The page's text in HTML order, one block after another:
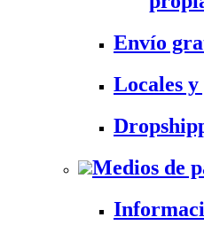
Envío
Locales
Medios de